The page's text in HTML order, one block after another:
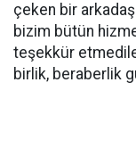
çeken bir
bizim bütün
teşekkür
birlik, beraberlik